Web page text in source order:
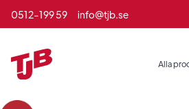
0512-199 59 info@tjb.se
Alla